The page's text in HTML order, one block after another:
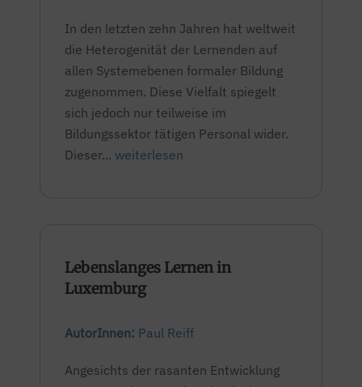
In den letzten zehn Jahren hat weltweit
die Heterogenität der Lernenden auf
allen Systemebenen formaler Bildung
zugenommen. Diese Vielfalt spiegelt
sich jedoch nur teilweise im
Bildungssektor tätigen Personal wider.
Dieser... weiterlesen
Lebenslanges Lernen in
Luxemburg
AutorInnen: Paul Reiff
Angesichts der rasanten Entwicklung